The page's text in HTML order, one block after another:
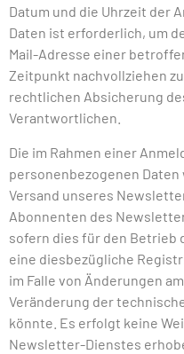
Datum und die Uhrzeit der
Daten ist erforderlich, um
Mail-Adresse einer
Zeitpunkt nachvollziehen
rechtlichen Absicherung
Verantwortlichen.
Die im Rahmen einer
personenbezogenen
Versand unseres
Abonnenten des
sofern dies für den
eine diesbezügliche
im Falle von Änderungen
Veränderung der
könnte. Es erfolgt keine
Newsletter-Dienstes